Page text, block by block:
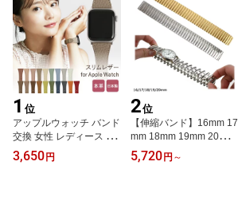
1 位
アップルウォッチ バンド
交換 女性 レディース レ
ザー 革 おしゃれ ギフト
くすみカラー スリム 細
3,650円
2位
【伸縮バンド】16mm 17
mm 18mm 19mm 20mm
時計 ベルト 時計ベルト
腕時計ベルト 時計バンド
5,720円 ～